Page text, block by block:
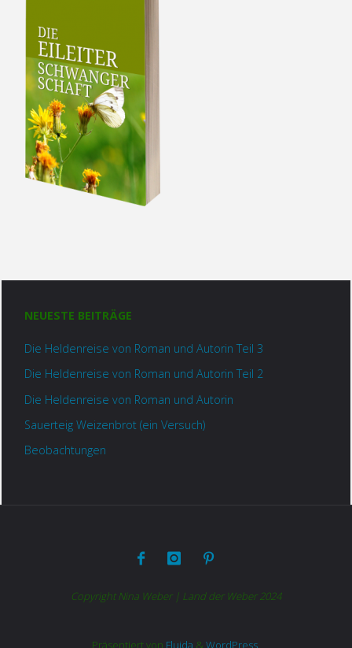
NEUESTE BEITRÄGE
Die Heldenreise von Roman und Autorin Teil 3
Die Heldenreise von Roman und Autorin Teil 2
Die Heldenreise von Roman und Autorin
Sauerteig Weizenbrot (ein Versuch)
Beobachtungen
Copyright Nina Weber | Land der Weber 2024
Präsentiert von Fluida & WordPress.